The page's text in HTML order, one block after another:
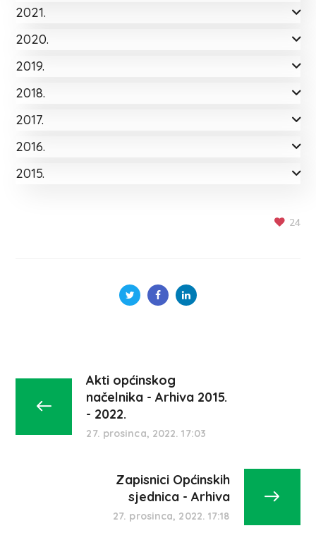
2021.
2020.
2019.
2018.
2017.
2016.
2015.
24
Akti općinskog
načelnika - Arhiva 2015.
- 2022.
27. prosinca, 2022. 17:03
Zapisnici Općinskih
sjednica - Arhiva
27. prosinca, 2022. 17:18